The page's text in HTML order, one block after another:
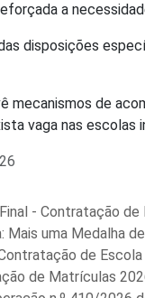
a
disposições
mecanismos de
vaga nas escolas
- Contratação de
Mais uma Medalha
de Escola
de Matrículas